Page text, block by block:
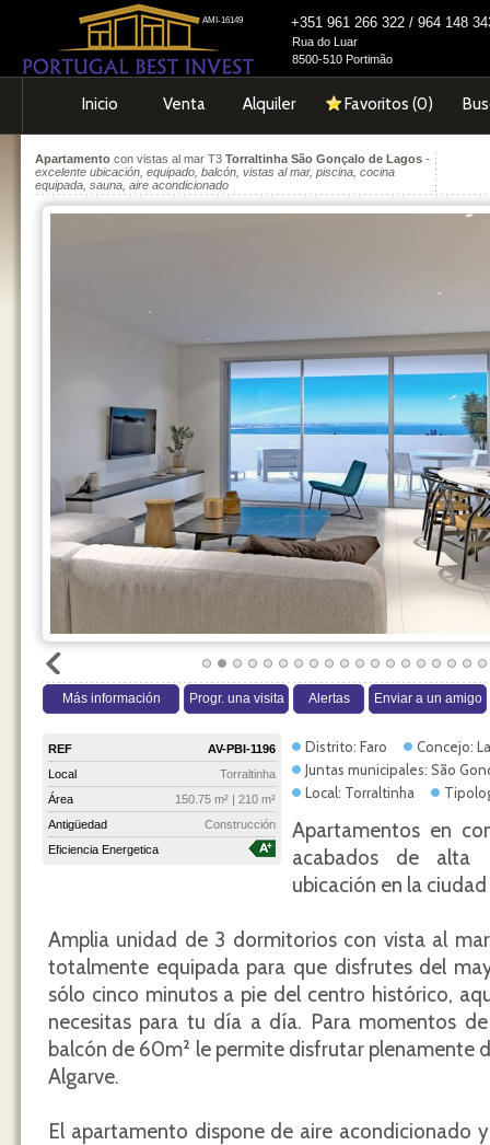
AMI-16149 +351 961 266 322 / 964 148
Rua do Luar
8500-510 Portimão
Inicio Venta Alquiler Favoritos (0)
Apartamento con vistas al mar T3 Torraltinha São Gonçalo de Lagos -
excelente ubicación, equipado, balcón, vistas al mar, piscina, cocina
equipada, sauna, aire acondicionado
Más información Progr. una visita Alertas Enviar a un amigo
REF
AV-PBI-1196
Local
Torraltinha
Área
150.75 m² | 210 m²
Antigüedad
Construcción
Eficiencia Energetica
Distrito: Faro
Concejo:
Juntas municipales: São
Local: Torraltinha
Apartamentos en
acabados de alta
ubicación en la
Amplia unidad de 3 dormitorios con vista al
totalmente equipada para que disfrutes del
sólo cinco minutos a pie del centro histórico,
necesitas para tu día a día. Para momentos
balcón de 60m² le permite disfrutar plenamente
Algarve.
El apartamento dispone de aire acondicionado